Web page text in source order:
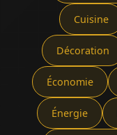
Cuisine
Décoration
Économie
Énergie